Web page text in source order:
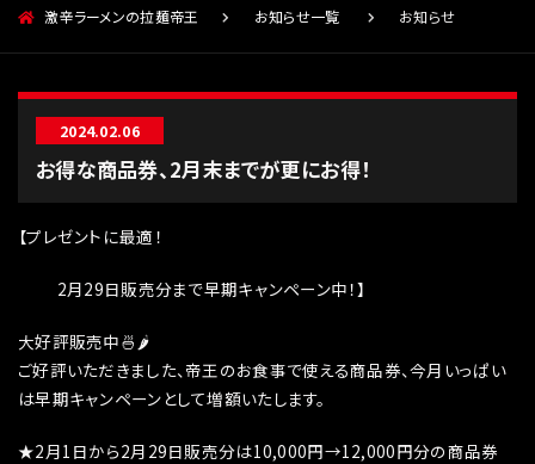
激辛ラーメンの拉麺帝王 お知らせ一覧 お知らせ
2024.02.06
お得な商品券、2月末までが更にお得！
【プレゼントに最適！
2月29日販売分まで早期キャンペーン中！】
大好評販売中🍜🌶
ご好評いただきました、帝王のお食事で使える商品券、今月いっぱい
は早期キャンペーンとして増額いたします。
★2月1日から2月29日販売分は10,000円→12,000円分の商品券